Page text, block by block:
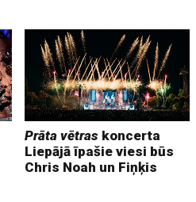
Prāta vētras koncerta
Liepājā īpašie viesi būs
Chris Noah un Fiņķis